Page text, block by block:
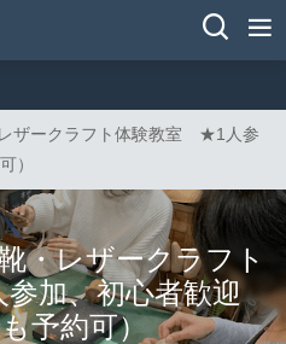
レザークラフト体験教室 ★1人参
）
・レザークラフト
加、初心者歓迎
予約可）